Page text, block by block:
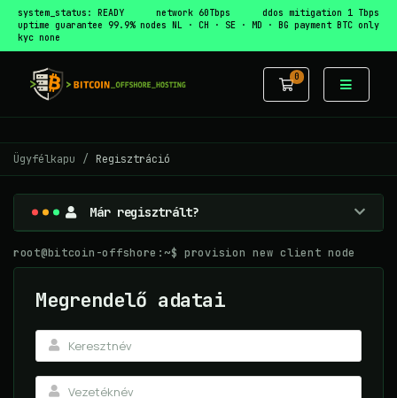
system_status: READY network 60Tbps
ddos mitigation 1 Tbps
uptime guarantee 99.9% nodes NL · CH · SE · MD · BG payment BTC only
kyc none
0
Ügyfélkapu Regisztráció
Már regisztrált?
root@bitcoin-offshore:~$ provision new client node
Megrendelő adatai